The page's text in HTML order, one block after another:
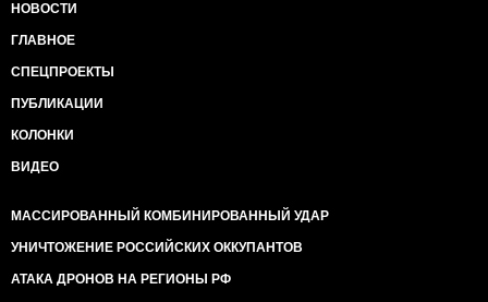
НОВОСТИ
ГЛАВНОЕ
СПЕЦПРОЕКТЫ
ПУБЛИКАЦИИ
КОЛОНКИ
ВИДЕО
МАССИРОВАННЫЙ КОМБИНИРОВАННЫЙ УДАР
УНИЧТОЖЕНИЕ РОССИЙСКИХ ОККУПАНТОВ
АТАКА ДРОНОВ НА РЕГИОНЫ РФ